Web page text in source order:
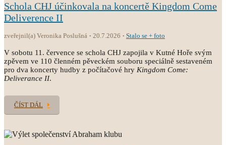
Schola CHJ účinkovala na koncertě Kingdom Come
Deliverence II
zveřejnil(a) Veronika Poslušná 20.7.2026 Stalo se + foto
V sobotu 11. července se schola CHJ zapojila v Kutné Hoře svým
zpěvem ve 110 členném pěveckém souboru speciálně sestaveném
pro dva koncerty hudby z počítačové hry Kingdom Come:
Deliverance II.
ČÍST DÁL